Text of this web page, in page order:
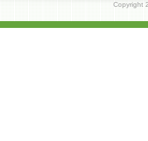
Copyright